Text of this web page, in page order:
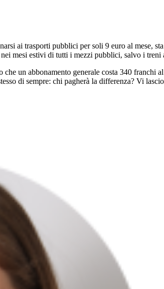
ai trasporti pubblici per soli 9 euro al mese,
mesi estivi di tutti i mezzi pubblici, salvo i treni
un abbonamento generale costa 340 franchi
di sempre: chi pagherà la differenza? Vi